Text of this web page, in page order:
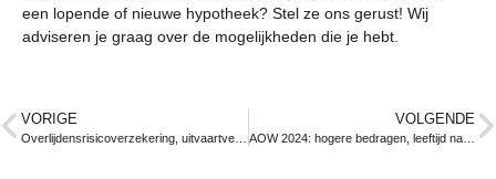
een lopende of nieuwe hypotheek? Stel ze ons gerust! Wij
adviseren je graag over de mogelijkheden die je hebt.
VORIGE VOLGENDE
AOW 2024: hogere bedragen, leeftijd naar 67 jaar